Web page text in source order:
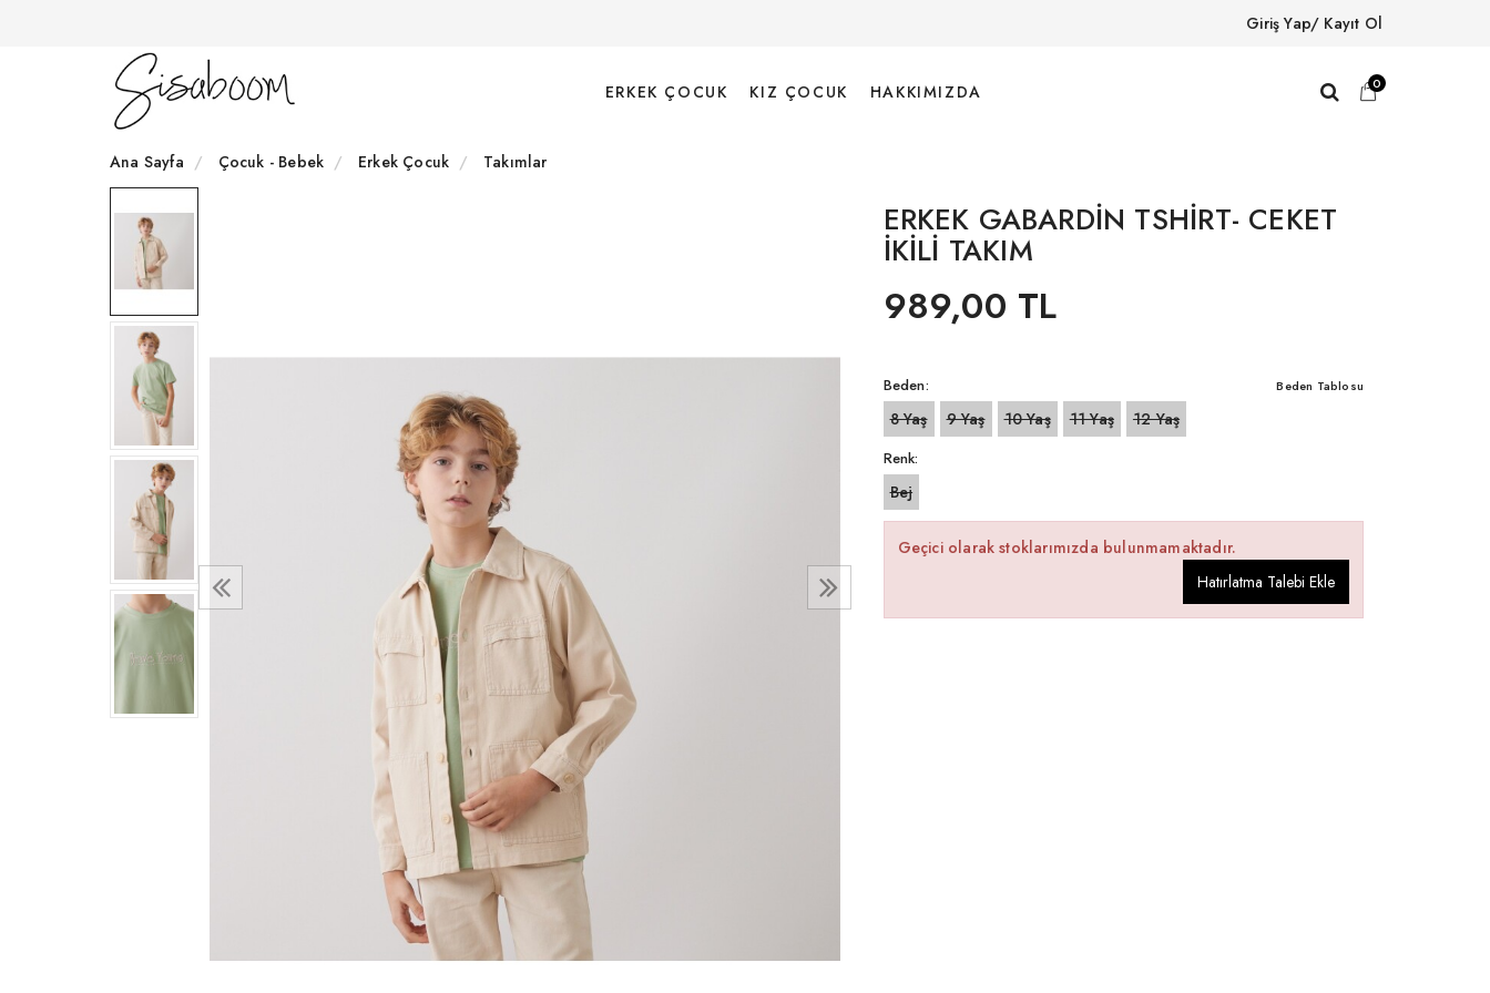
Giriş Yap/ Kayıt Ol
ERKEK ÇOCUK KIZ ÇOCUK HAKKIMIZDA 0
Ana Sayfa Çocuk - Bebek Erkek Çocuk Takımlar
ERKEK GABARDİN TSHİRT- CEKET
İKİLİ TAKIM
989,00 TL
Beden: Beden Tablosu
8 Yaş 9 Yaş 10 Yaş 11 Yaş 12 Yaş
Renk:
Bej
Geçici olarak stoklarımızda bulunmamaktadır.
Hatırlatma Talebi Ekle